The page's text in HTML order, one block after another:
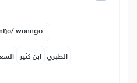
firo gonŋo/ wonngo
ابن كثير الطبري